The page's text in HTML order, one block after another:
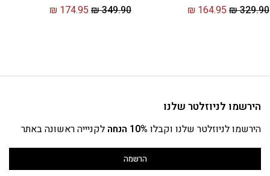
₪329.90
₪ 164.95
₪349.90
₪ 174.95
הירשמו לניוזלטר שלנו
הירשמו לניוזלטר שלנו וקבלו 10% הנחה לקניייה ראשונה באתר
הרשמה